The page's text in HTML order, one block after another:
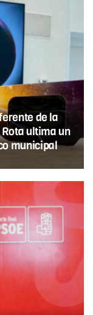
de la
ultima un
municipal